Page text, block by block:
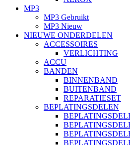
MP3
MP3 Gebruikt
MP3 Nieuw
NIEUWE ONDERDELEN
ACCESSOIRES
VERLICHTING
ACCU
BANDEN
BINNENBAND
BUITENBAND
REPARATIESET
BEPLATINGSDELEN